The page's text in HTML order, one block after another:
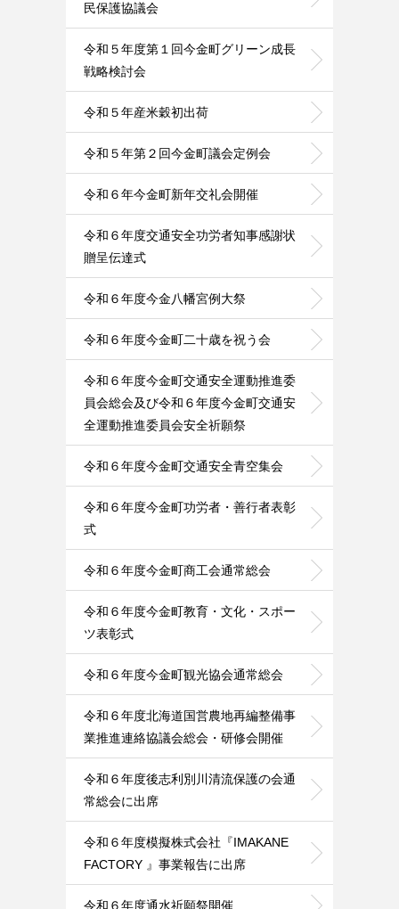
民保護協議会
令和５年度第１回今金町グリーン成長
戦略検討会
令和５年産米穀初出荷
令和５年第２回今金町議会定例会
令和６年今金町新年交礼会開催
令和６年度交通安全功労者知事感謝状
贈呈伝達式
令和６年度今金八幡宮例大祭
令和６年度今金町二十歳を祝う会
令和６年度今金町交通安全運動推進委
員会総会及び令和６年度今金町交通安
全運動推進委員会安全祈願祭
令和６年度今金町交通安全青空集会
令和６年度今金町功労者・善行者表彰
式
令和６年度今金町商工会通常総会
令和６年度今金町教育・文化・スポー
ツ表彰式
令和６年度今金町観光協会通常総会
令和６年度北海道国営農地再編整備事
業推進連絡協議会総会・研修会開催
令和６年度後志利別川清流保護の会通
常総会に出席
令和６年度模擬株式会社『IMAKANE
FACTORY 』事業報告に出席
令和６年度通水祈願祭開催